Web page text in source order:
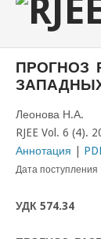
ПРОГНОЗ
Леонова Н.А.
RJEE Vol. 6 (4).
Аннотация
Дата
УДК 574.34